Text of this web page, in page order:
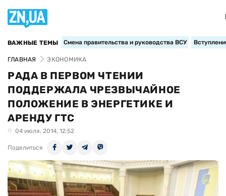
ВАЖНЫЕ ТЕМЫ Смена правительства и руководства ВСУ
ГЛАВНАЯ ЭКОНОМИКА
РАДА В ПЕРВОМ ЧТЕНИИ
ПОДДЕРЖАЛА ЧРЕЗВЫЧАЙНОЕ
ПОЛОЖЕНИЕ В ЭНЕРГЕТИКЕ И
АРЕНДУ ГТС
04 июля, 2014, 12:52
Поделиться